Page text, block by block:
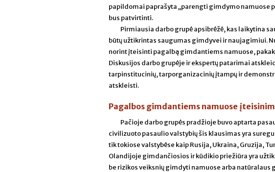
papildomai paprašyta „parengti gimdymo namuose
bus patvirtinti.
Pirmiausia darbo grupė apsibrėžė, kas laikytina
būtų užtikrintas saugumas gimdyvei ir naujagimiui.
norint įteisinti pagalbą gimdantiems namuose,
Diskusijos darbo grupėje ir ekspertų patarimai
tarpinstitucinių, tarporganizacinių įtampų ir
atskleisti.
Pagalbos gimdantiems namuose
Pačioje darbo grupės pradžioje buvo aptarta
civilizuoto pasaulio valstybių šis klausimas yra
tik tokiose valstybėse kaip Rusija, Ukraina, Gruzija,
Olandijoje gimdančiosios ir kūdikio priežiūra yra
be rizikos veiksnių gimdyti namuose arba natūralaus